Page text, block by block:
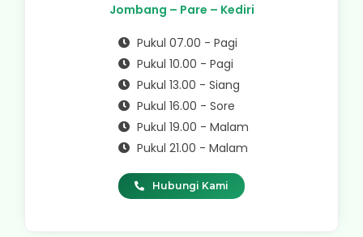
Jombang – Pare – Kediri
Pukul 07.00 - Pagi
Pukul 10.00 - Pagi
Pukul 13.00 - Siang
Pukul 16.00 - Sore
Pukul 19.00 - Malam
Pukul 21.00 - Malam
Hubungi Kami